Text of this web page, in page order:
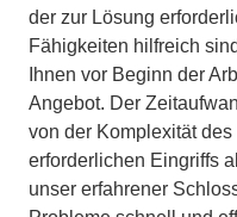
der zur Lösung
Fähigkeiten hilfreich
Ihnen vor Beginn der
Angebot. Der
von der Komplexität
erforderlichen Eingriffs
unser erfahrener